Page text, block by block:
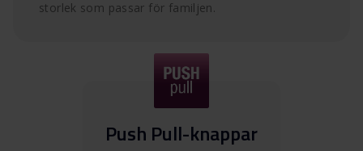
storlek som passar för familjen.
Push Pull-knappar